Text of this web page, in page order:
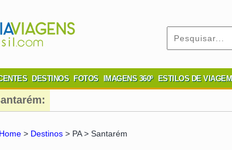
DESTINOS FOTOS IMAGENS 360º ESTILOS DE VIAGEM
Home > Destinos > PA > Santarém